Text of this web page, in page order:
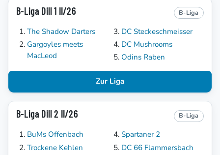
B-Liga Dill 1 II/26 B-Liga
The Shadow Darters
Gargoyles meets
MacLeod
DC Steckeschmeisser
DC Mushrooms
Odins Raben
Zur Liga
B-Liga Dill 2 II/26 B-Liga
BuMs Offenbach
Trockene Kehlen
Spartaner 2
DC 66 Flammersbach